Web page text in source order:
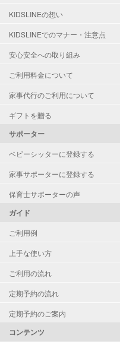
KIDSLINEの想い
KIDSLINEでのマナー・注意点
安心安全への取り組み
ご利用料金について
家事代行のご利用について
ギフトを贈る
サポーター
ベビーシッターに登録する
家事サポーターに登録する
保育士サポーターの声
ガイド
ご利用例
上手な使い方
ご利用の流れ
定期予約の流れ
定期予約のご案内
コンテンツ